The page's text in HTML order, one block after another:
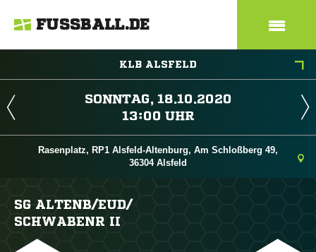
FUSSBALL.DE
KLB ALSFELD
 
 
Rasenplatz, RP1 Alsfeld-Altenburg, Am Schloßberg 49,
36304 Alsfeld
SG ALTENB/​EUD/​
SCHWABENR II